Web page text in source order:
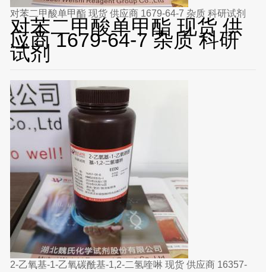
对苯二甲酸单甲酯 现货 供应商 1679-64-7 杂质 科研试剂
对苯二甲酸单甲酯 现货 供
应商 1679-64-7 杂质 科研
试剂
2-乙氧基-1-乙氧碳酰基-1,2-二氢喹啉 现货 供应商 16357-